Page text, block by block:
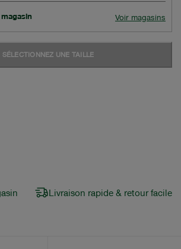
Voir magasins
SÉLECTIONNEZ UNE TAILLE
Livraison rapide & retour facile